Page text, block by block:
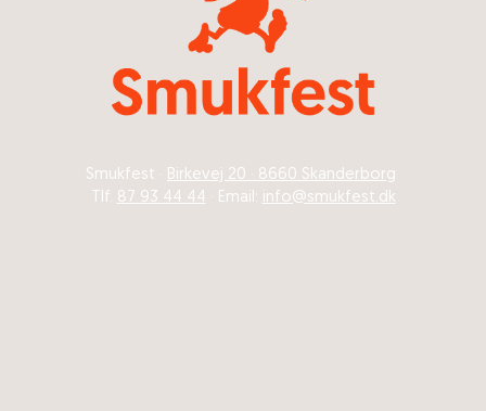
Smukfest · Birkevej 20 · 8660 Skanderborg
Tlf. 87 93 44 44 · Email: info@smukfest.dk